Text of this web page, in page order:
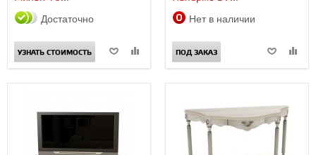
Достаточно
УЗНАТЬ СТОИМОСТЬ
Нет в наличии
ПОД ЗАКАЗ